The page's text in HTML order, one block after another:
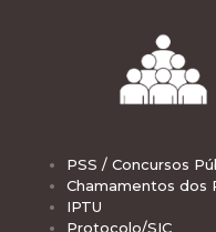
PSS / Concursos
Chamamentos dos
IPTU
Protocolo/SIC